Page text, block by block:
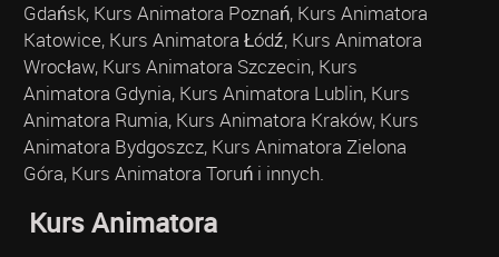
Gdańsk, Kurs Animatora Poznań, Kurs Animatora
Katowice, Kurs Animatora Łódź, Kurs Animatora
Wrocław, Kurs Animatora Szczecin, Kurs
Animatora Gdynia, Kurs Animatora Lublin, Kurs
Animatora Rumia, Kurs Animatora Kraków, Kurs
Animatora Bydgoszcz, Kurs Animatora Zielona
Góra, Kurs Animatora Toruń i innych.
Kurs Animatora